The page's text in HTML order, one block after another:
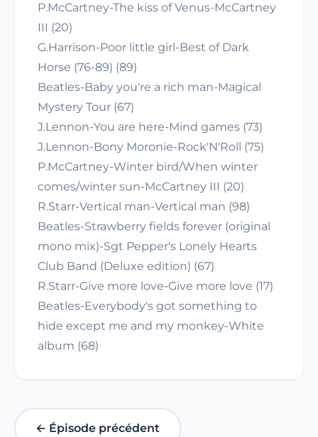
P.McCartney-The kiss of Venus-McCartney
III (20)
G.Harrison-Poor little girl-Best of Dark
Horse (76-89) (89)
Beatles-Baby you're a rich man-Magical
Mystery Tour (67)
J.Lennon-You are here-Mind games (73)
J.Lennon-Bony Moronie-Rock'N'Roll (75)
P.McCartney-Winter bird/When winter
comes/winter sun-McCartney III (20)
R.Starr-Vertical man-Vertical man (98)
Beatles-Strawberry fields forever (original
mono mix)-Sgt Pepper's Lonely Hearts
Club Band (Deluxe edition) (67)
R.Starr-Give more love-Give more love (17)
Beatles-Everybody's got something to
hide except me and my monkey-White
album (68)
← Épisode précédent